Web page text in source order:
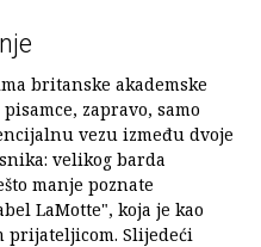
britanske akademske
zapravo, samo
vezu između dvoje
velikog barda
manje poznate
LaMotte", koja je kao
prijateljicom. Slijedeći